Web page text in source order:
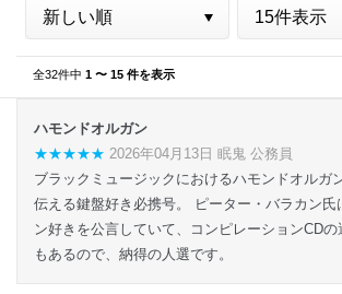
全32件中 1 〜 15 件を表示
ハモンドオルガン
★★★★★ 2026年04月13日 眠鬼 公務員
ブラックミュージックにおけるハモンドオルガ
伝える鍵盤好き必携号。 ピーター・バラカン氏
ン好きを公言していて、コンピレーションCDの
もあるので、納得の人選です。